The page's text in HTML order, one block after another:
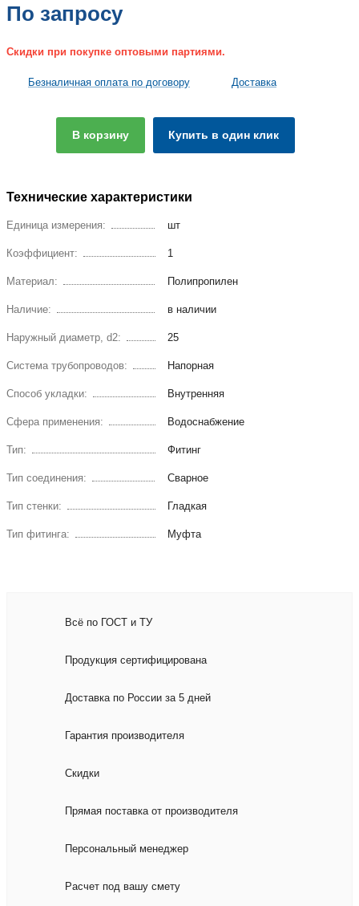
По запросу
Скидки при покупке оптовыми партиями.
Безналичная оплата по договору Доставка
В корзину Купить в один клик
Технические характеристики
Единица измерения: шт
Коэффициент: 1
Материал: Полипропилен
Наличие: в наличии
Наружный диаметр, d2: 25
Система трубопроводов: Напорная
Способ укладки: Внутренняя
Сфера применения: Водоснабжение
Тип: Фитинг
Тип соединения: Сварное
Тип стенки: Гладкая
Тип фитинга: Муфта
Всё по ГОСТ и ТУ
Продукция сертифицирована
Доставка по России за 5 дней
Гарантия производителя
Скидки
Прямая поставка от производителя
Персональный менеджер
Расчет под вашу смету